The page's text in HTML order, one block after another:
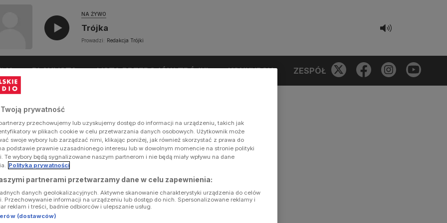
NA ŻYWO
Trójka
Prowadzi: Redakcja Trójki
PLAYLISTA LISTA PRZEBOJÓW TRÓJKI KONKURSY ZESPÓŁ
Twoją prywatność
przechowujemy lub uzyskujemy dostęp do informacji na urządzeniu, takich jak
w plikach cookie w celu przetwarzania danych osobowych. Użytkownik może
swoje wybory lub zarządzać nimi, klikając poniżej, jak również skorzystać z prawa do
podstawie prawnie uzasadnionego interesu lub w dowolnym momencie na stronie polityki
Te wybory będą sygnalizowane naszym partnerom i nie będą miały wpływu na dane
Polityka prywatności
partnerami przetwarzamy dane w celu zapewnienia:
danych geolokalizacyjnych. Aktywne skanowanie charakterystyki urządzenia do celów
Przechowywanie informacji na urządzeniu lub dostęp do nich. Spersonalizowane reklamy i
reklam i treści, badnie odbiorców i ulepszanie usług.
(dostawców)